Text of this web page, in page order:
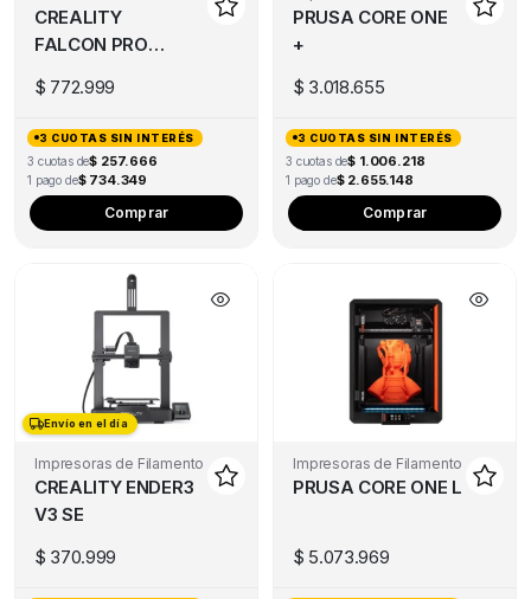
CREALITY
FALCON PRO
$ 772.999
3 CUOTAS SIN INTERÉS
3 cuotas de$ 257.666
1 pago de$ 734.349
Comprar
PRUSA CORE ONE
+
$ 3.018.655
3 CUOTAS SIN INTERÉS
3 cuotas de$ 1.006.218
1 pago de$ 2.655.148
Comprar
Envío en el día
Envío en el día
Impresoras de Filamento
CREALITY ENDER3
V3 SE
$ 370.999
Impresoras de Filamento
PRUSA CORE ONE L
$ 5.073.969